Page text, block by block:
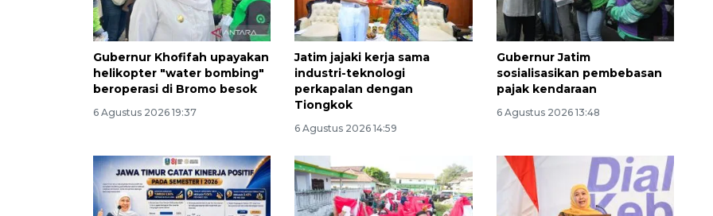
Gubernur Khofifah upayakan
helikopter "water bombing"
beroperasi di Bromo besok
6 Agustus 2026 19:37
Jatim jajaki kerja sama
industri-teknologi
perkapalan dengan
Tiongkok
6 Agustus 2026 14:59
Gubernur Jatim
sosialisasikan pembebasan
pajak kendaraan
6 Agustus 2026 13:48